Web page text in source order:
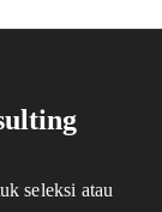
seleksi atau